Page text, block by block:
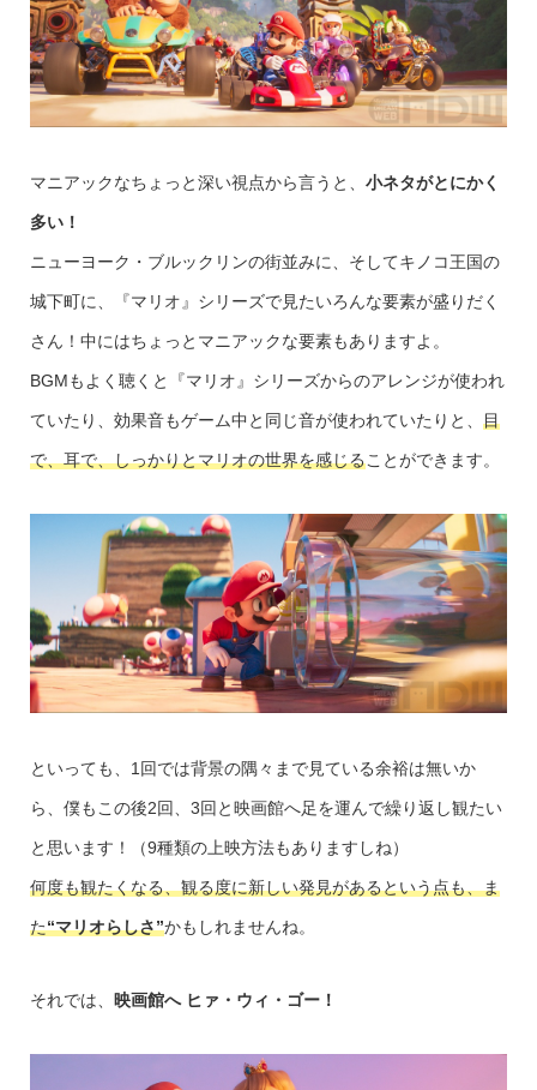
マニアックなちょっと深い視点から言うと、 小ネタがとにかく
多い！
ニューヨーク・ブルックリンの街並みに、そしてキノコ王国の
城下町に、『マリオ』シリーズで見たいろんな要素が盛りだく
さん！中にはちょっとマニアックな要素もありますよ。
BGMもよく聴くと『マリオ』シリーズからのアレンジが使われ
ていたり、効果音もゲーム中と同じ音が使われていたりと、 目
で、耳で、しっかりとマリオの世界を感じることができます。
といっても、1回では背景の隅々まで見ている余裕は無いか
ら、僕もこの後2回、3回と映画館へ足を運んで繰り返し観たい
と思います！（9種類の上映方法もありますしね）
何度も観たくなる、観る度に新しい発見があるという点も、ま
た“マリオらしさ”かもしれませんね。
それでは、 映画館へ ヒァ・ウィ・ゴー！